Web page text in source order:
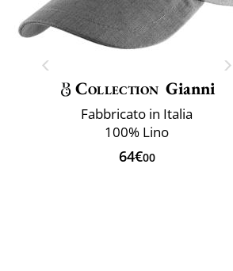
Collection Gianni
Fabbricato in Italia
100% Lino
64€00